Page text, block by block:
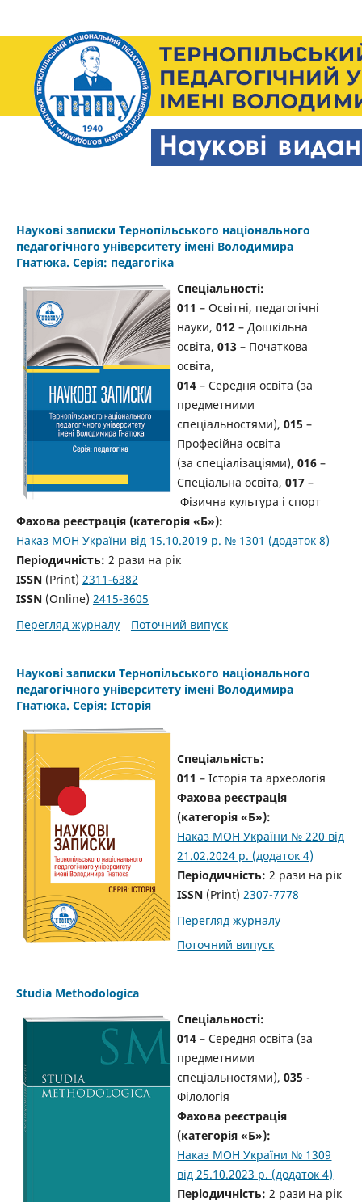
Наукові записки Тернопільського національного
педагогічного університету імені Володимира
Гнатюка. Серія: педагогіка
Спеціальності:
011– Освітні, педагогічні
науки,012– Дошкільна
освіта,013– Початкова
освіта,
014– Середня освіта (за
предметними
спеціальностями),015–
Професійна освіта
(за спеціалізаціями),016–
Спеціальна освіта,017–
Фізична культура і спорт
Фахова реєстрація (категорія «Б»):
Наказ МОН України від 15.10.2019 р. № 1301 (додаток 8)
Періодичність: 2 рази на рік
ISSN(Print) 2311-6382
ISSN (Online) 2415-3605
Перегляд журналу
Поточний випуск
Наукові записки Тернопільського національного
педагогічного університету імені Володимира
Гнатюка. Серія: Історія
Спеціальність:
011– Історія та археологія
Фахова реєстрація
(категорія «Б»):
Наказ МОН України № 220 від
21.02.2024 р. (додаток 4)
Періодичність: 2 рази на рік
ISSN (Print)2307-7778
Перегляд журналу
Поточний випуск
Studia Methodologica
Спеціальності:
014– Середня освіта (за
предметними
спеціальностями),035 -
Філологія
Фахова реєстрація
(категорія «Б»):
Наказ МОН України № 1309
від 25.10.2023 р. (додаток 4)
Періодичність: 2 рази на рік